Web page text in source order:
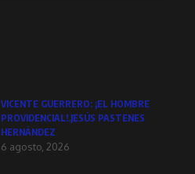
VICENTE GUERRERO: ¡EL HOMBRE
PROVIDENCIAL!.JESÚS PASTENES
HERNÁNDEZ
6 agosto, 2026